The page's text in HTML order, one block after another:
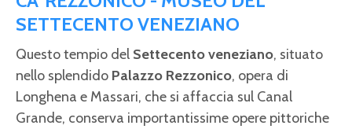
SETTECENTO VENEZIANO
Questo tempio del Settecento veneziano, situato
nello splendido Palazzo Rezzonico, opera di
Longhena e Massari, che si affaccia sul Canal
Grande, conserva importantissime opere pittoriche